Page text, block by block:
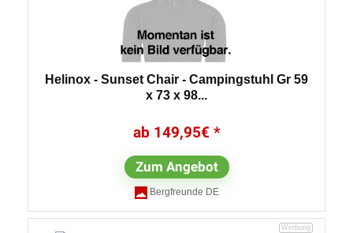
Helinox - Sunset Chair - Campingstuhl Gr 59
x 73 x 98...
149,95€
Zum Angebot
Bergfreunde DE